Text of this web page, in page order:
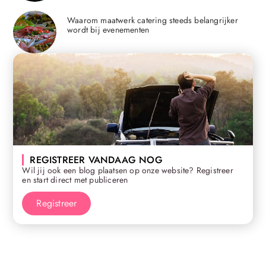
Waarom maatwerk catering steeds belangrijker
wordt bij evenementen
REGISTREER VANDAAG NOG
Wil jij ook een blog plaatsen op onze website? Registreer
en start direct met publiceren
Registreer